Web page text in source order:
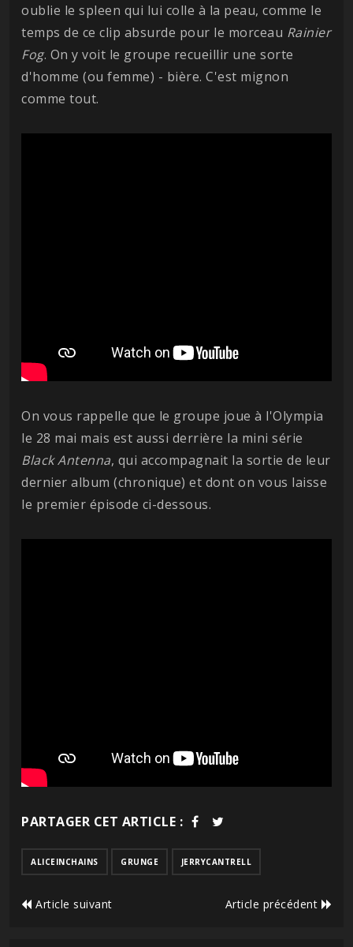
oublie le spleen qui lui colle à la peau, comme le
temps de ce clip absurde pour le morceau Rainier
Fog. On y voit le groupe recueillir une sorte
d'homme (ou femme) - bière. C'est mignon
comme tout.
On vous rappelle que le groupe joue à l'Olympia
le 28 mai mais est aussi derrière la mini série
Black Antenna, qui accompagnait la sortie de leur
dernier album (chronique) et dont on vous laisse
le premier épisode ci-dessous.
PARTAGER CET ARTICLE :
ALICEINCHAINS GRUNGE JERRYCANTRELL
Article suivant Article précédent